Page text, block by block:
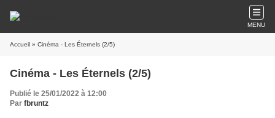
MENU
Accueil » Cinéma - Les Éternels (2/5)
Cinéma - Les Éternels (2/5)
Publié le 25/01/2022 à 12:00
Par fbruntz